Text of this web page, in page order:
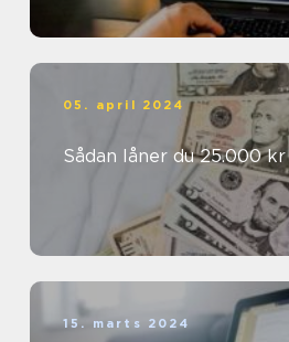
05. april 2024
Sådan låner du 25.000
15. marts 2024